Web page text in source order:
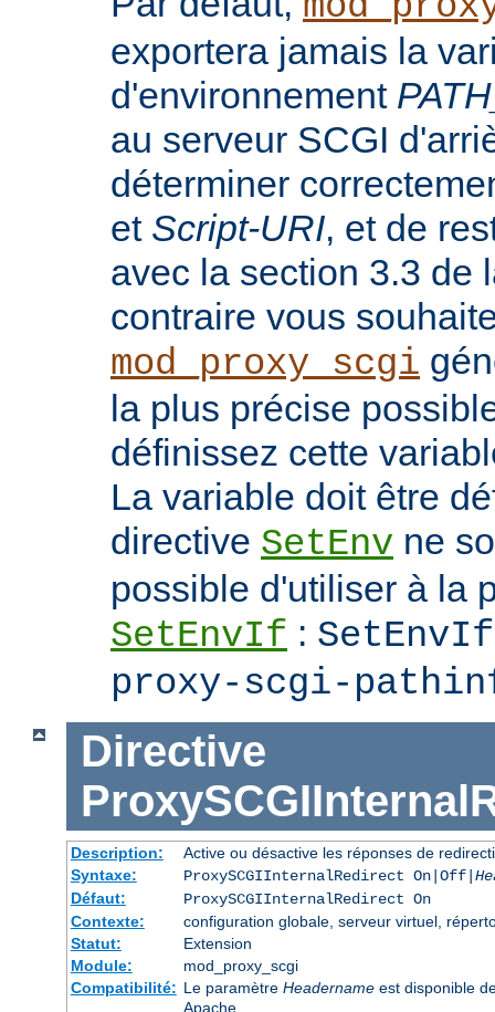
exportera jamais la
d'environnement
au serveur SCGI
déterminer
et Script-URI, et de
avec la section 3.3 de
contraire vous
mod_proxy_scgi
la plus précise
définissez cette
La variable doit être
directive SetEnv ne
possible d'utiliser à la
SetEnvIf :
proxy-scgi-
Directive
Description:
Active ou désactive les réponses de
Syntaxe:
ProxySCGIInternalRedirect On|Off|
Défaut:
ProxySCGIInternalRedirect On
Contexte:
configuration globale, serveur virtuel,
Statut:
Extension
Module:
mod_proxy_scgi
Compatibilité: Le paramètre Headernameest disponible
Apache.